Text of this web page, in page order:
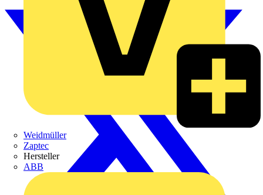
Weidmüller
Zaptec
Hersteller
ABB